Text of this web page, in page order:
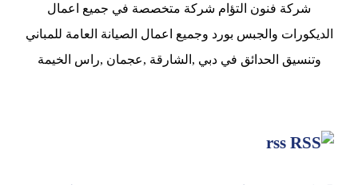
شركة فنون التؤام شركة متخصصة في جميع اعمال
الديكورات والجبس بورد وجميع اعمال الصيانة العامة للمباني
وتنسيق الحدائق في دبي ,الشارقة ,عجمان ,راس الخيمة
rss